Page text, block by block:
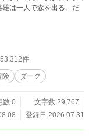
件
険 ダーク
数 0
文字数 29,767
登録日 2026.07.31